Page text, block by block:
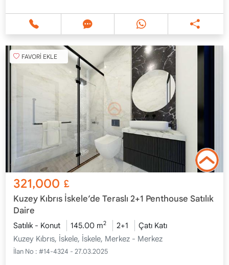
FAVORİ EKLE
321,000 £
Kuzey Kıbrıs İskele’de Teraslı 2+1 Penthouse Satılık
Daire
Satılık - Konut 145.00 m2 2+1
Çatı Katı
Kuzey Kıbrıs, İskele, İskele, Merkez - Merkez
İlan No : #14-4324 - 27.03.2025